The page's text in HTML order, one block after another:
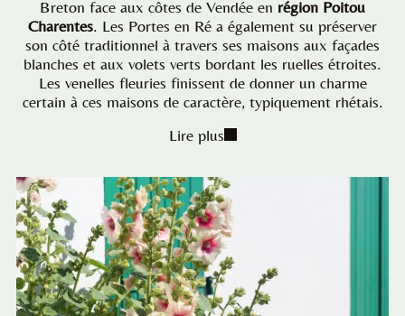
Breton face aux côtes de Vendée en région Poitou
Charentes. Les Portes en Ré a également su préserver
son côté traditionnel à travers ses maisons aux façades
blanches et aux volets verts bordant les ruelles étroites.
Les venelles fleuries finissent de donner un charme
certain à ces maisons de caractère, typiquement rhétais.
Lire plus